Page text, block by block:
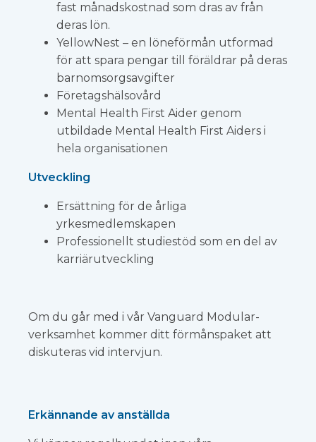
fast månadskostnad som dras av från
deras lön.
YellowNest – en löneförmån utformad
för att spara pengar till föräldrar på deras
barnomsorgsavgifter
Företagshälsovård
Mental Health First Aider genom
utbildade Mental Health First Aiders i
hela organisationen
Utveckling
Ersättning för de årliga
yrkesmedlemskapen
Professionellt studiestöd som en del av
karriärutveckling
Om du går med i vår Vanguard Modular-
verksamhet kommer ditt förmånspaket att
diskuteras vid intervjun.
Erkännande av anställda